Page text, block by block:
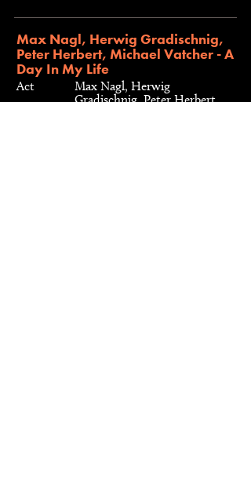
Max Nagl, Herwig Gradischnig,
Peter Herbert, Michael Vatcher - A
Day In My Life
Act
Max Nagl, Herwig
Gradischnig, Peter Herbert,